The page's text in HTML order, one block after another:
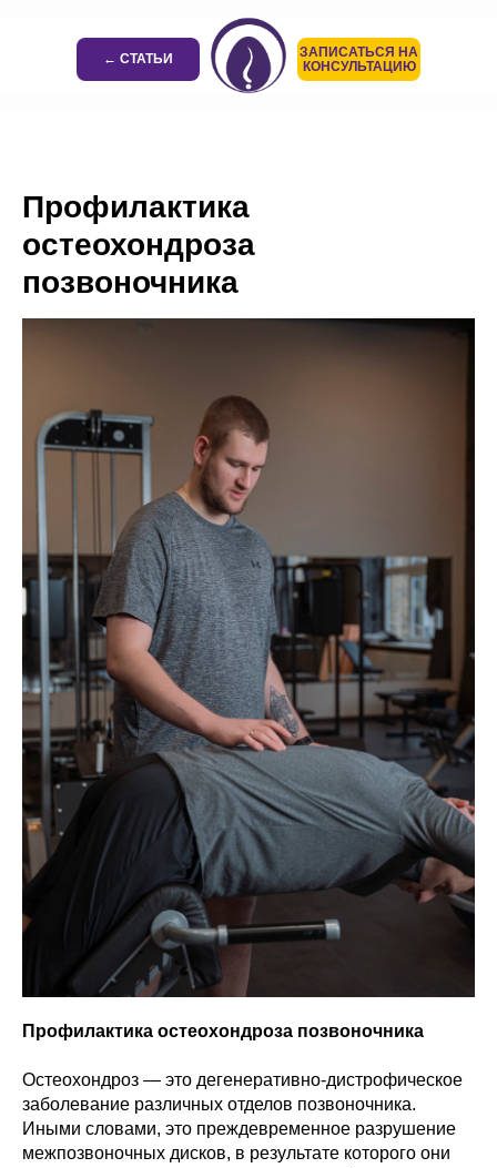
← СТАТЬИ
ЗАПИСАТЬСЯ НА
КОНСУЛЬТАЦИЮ
Профилактика
остеохондроза
позвоночника
Профилактика остеохондроза позвоночника
Остеохондроз — это дегенеративно-дистрофическое
заболевание различных отделов позвоночника.
Иными словами, это преждевременное разрушение
межпозвоночных дисков, в результате которого они